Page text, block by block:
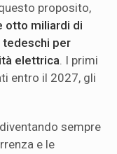
proposito,
otto miliardi di
tedeschi per
elettrica. I primi
entro il 2027, gli
sempre
e le